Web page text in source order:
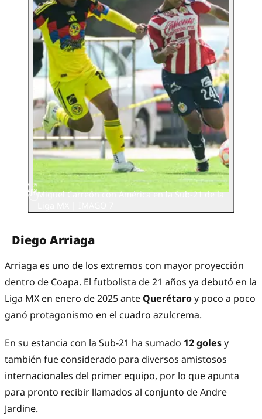
Miguel Carreón con América en la Sub-21 de la
Diego Arriaga
Arriaga es uno de los extremos con mayor proyección
dentro de Coapa. El futbolista de 21 años ya debutó en la
Liga MX en enero de 2025 anteQuerétaroy poco a poco
ganó protagonismo en el cuadro azulcrema.
En su estancia con la Sub-21 ha sumado 12 golesy
también fue considerado para diversos amistosos
internacionales del primer equipo, por lo que apunta
para pronto recibir llamados al conjunto de Andre
Jardine.